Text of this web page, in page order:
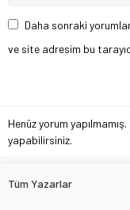
Daha sonraki
ve site adresim bu
Henüz yorum
yapabilirsiniz.
Tüm Yazarlar